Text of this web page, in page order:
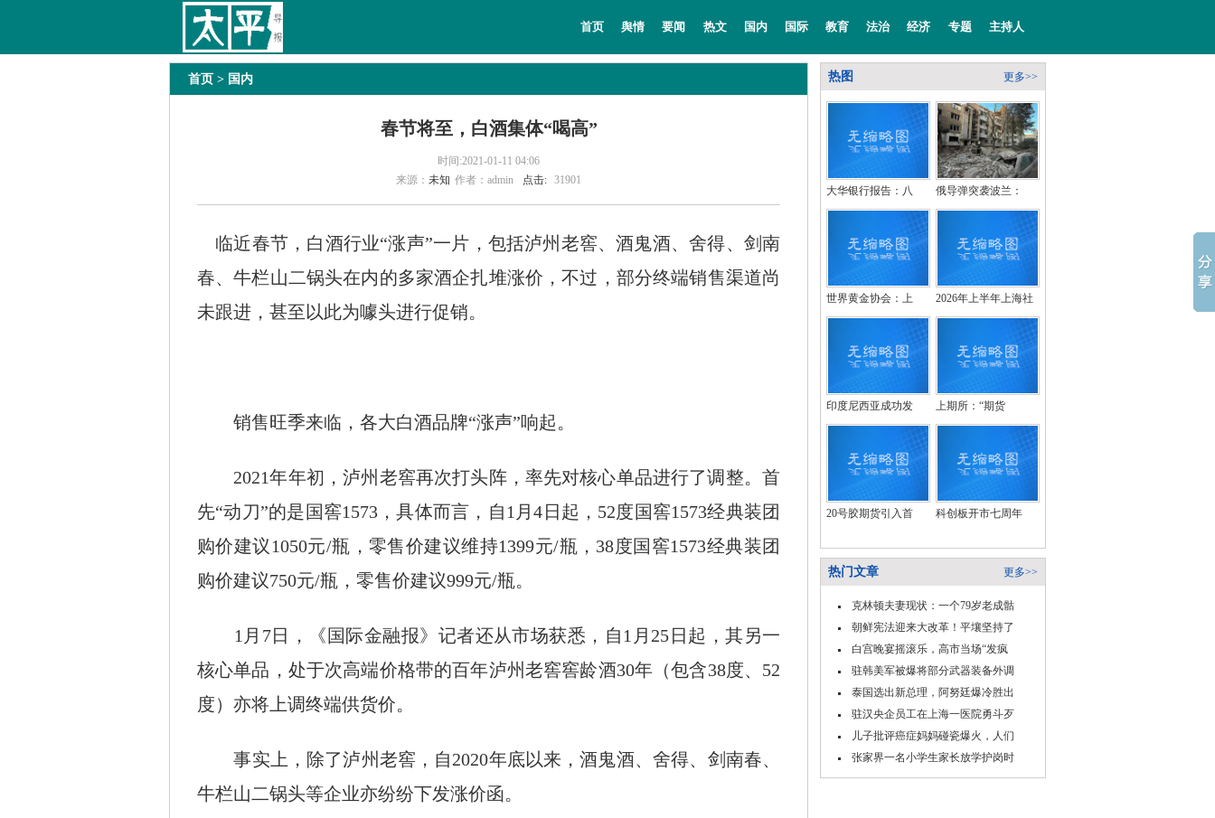
太平导报 舆情 要闻
首页 舆情 要闻 热文 国内 国际 教育 法治 经济 专题 主持人
首页 > 国内
春节将至，白酒集体“喝高”
时间:2021-01-11 04:06
来源： 未知 作者：admin 点击: 31901
临近春节，白酒行业“涨声”一片，包括泸州老窖、酒鬼酒、舍得、剑南
春、牛栏山二锅头在内的多家酒企扎堆涨价，不过，部分终端销售渠道尚
未跟进，甚至以此为噱头进行促销。
销售旺季来临，各大白酒品牌“涨声”响起。
2021年年初，泸州老窖再次打头阵，率先对核心单品进行了调整。首
先“动刀”的是国窖1573，具体而言，自1月4日起，52度国窖1573经典装团
购价建议1050元/瓶，零售价建议维持1399元/瓶，38度国窖1573经典装团
购价建议750元/瓶，零售价建议999元/瓶。
1月7日，《国际金融报》记者还从市场获悉，自1月25日起，其另一
核心单品，处于次高端价格带的百年泸州老窖窖龄酒30年（包含38度、52
度）亦将上调终端供货价。
事实上，除了泸州老窖，自2020年底以来，酒鬼酒、舍得、剑南春、
牛栏山二锅头等企业亦纷纷下发涨价函。
热图 更多>>
大华银行报告：八 俄导弹突袭波兰：
世界黄金协会：上 2026年上半年上海社
印度尼西亚成功发 上期所：“期货
20号胶期货引入首 科创板开市七周年
热门文章 更多>>
克林顿夫妻现状：一个79岁老成骷
朝鲜宪法迎来大改革！平壤坚持了
白宫晚宴摇滚乐，高市当场“发疯
驻韩美军被爆将部分武器装备外调
泰国选出新总理，阿努廷爆冷胜出
驻汉央企员工在上海一医院勇斗歹
儿子批评癌症妈妈碰瓷爆火，人们
张家界一名小学生家长放学护岗时